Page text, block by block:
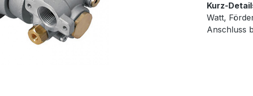
Kurz-
Watt,
Anschluss